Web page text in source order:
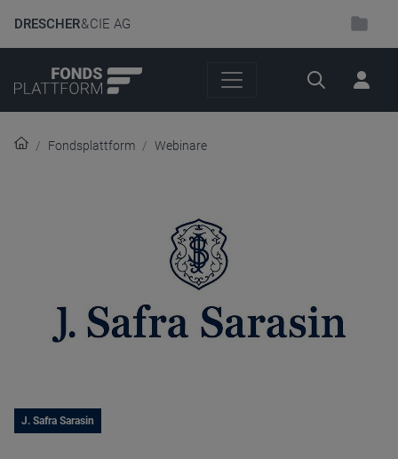
DRESCHER& CIE AG
Suche
Fondsplattform Webinare
J. Safra Sarasin